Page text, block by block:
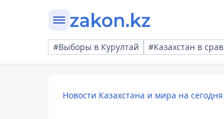
#Выборы в Курултай #Казахстан в
Новости Казахстана и мира на сегодня